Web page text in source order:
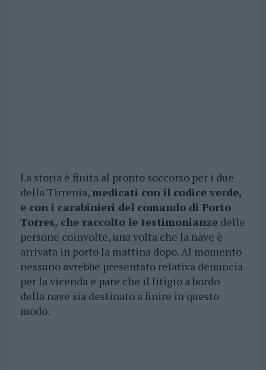
La storia è finita al pronto soccorso per i due
della Tirrenia, medicati con il codice verde,
e con i carabinieri del comando di Porto
Torres, che raccolto le testimonianzedelle
persone coinvolte, una volta che la nave è
arrivata in porto la mattina dopo. Al momento
nessuno avrebbe presentato relativa denuncia
per la vicenda e pare che il litigio a bordo
della nave sia destinato a finire in questo
modo.